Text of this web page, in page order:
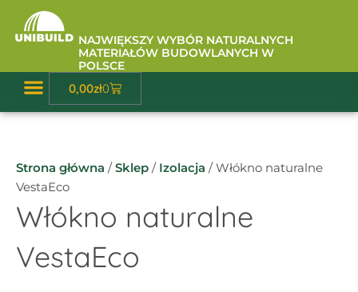
Przejdź
NAJWIĘKSZY WYBÓR NATURALNYCH
MATERIAŁÓW BUDOWLANYCH W
POLSCE
0,00zł0
Wózek
Strona główna /Sklep / Izolacja / Włókno naturalne
VestaEco
Włókno naturalne
VestaEco